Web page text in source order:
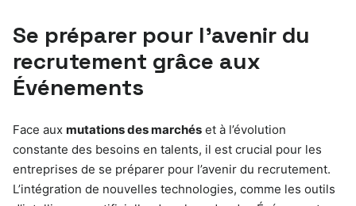
Se préparer pour l’avenir du
recrutement grâce aux
Événements
Face aux mutations des marchés et à l’évolution
constante des besoins en talents, il est crucial pour les
entreprises de se préparer pour l’avenir du recrutement.
L’intégration de nouvelles technologies, comme les outils